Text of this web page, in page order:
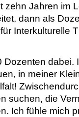
zehn Jahren im
dann als
Dozenten
in meiner
suchen, die
Ich fühle mich